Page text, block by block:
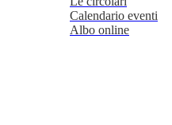
Calendario eventi
Albo online